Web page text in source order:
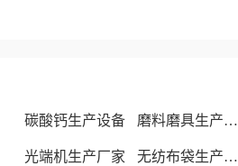
碳酸钙生产设备 磨料磨具生产厂家
光端机生产厂家 无纺布袋生产厂家